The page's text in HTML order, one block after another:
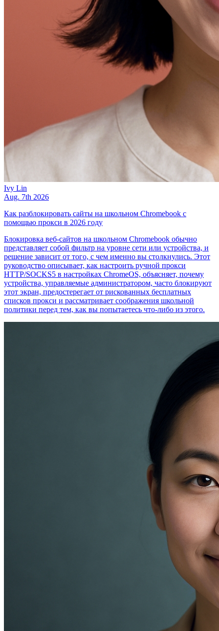
Ivy Lin
Aug. 7th 2026
Как разблокировать сайты на школьном Chromebook с
помощью прокси в 2026 году
Блокировка веб-сайтов на школьном Chromebook обычно
представляет собой фильтр на уровне сети или устройства, и
решение зависит от того, с чем именно вы столкнулись. Этот
руководство описывает, как настроить ручной прокси
HTTP/SOCKS5 в настройках ChromeOS, объясняет, почему
устройства, управляемые администратором, часто блокируют
этот экран, предостерегает от рискованных бесплатных
списков прокси и рассматривает соображения школьной
политики перед тем, как вы попытаетесь что-либо из этого.